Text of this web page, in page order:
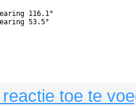
116.1°
53.5°
toe te